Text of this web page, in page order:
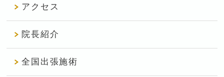
アクセス
院長紹介
全国出張施術